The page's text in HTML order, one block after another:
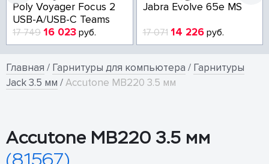
Poly Voyager Focus 2
USB-A/USB-C Teams
17 749 16 023 руб.
Jabra Evolve 65e MS
17 071 14 226руб.
Главная / Гарнитуры для компьютера / Гарнитуры
Jack 3.5 мм /Accutone MB220 3.5 мм
Accutone MB220 3.5 мм